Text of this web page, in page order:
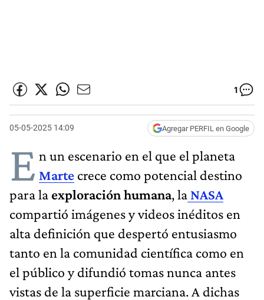
1
05-05-2025 14:09 Agregar PERFIL en Google
E n un escenario en el que el planeta
Marte crece como potencial destino
para la exploración humana, la NASA
compartió imágenes y videos inéditos en
alta definición que despertó entusiasmo
tanto en la comunidad científica como en
el público y difundió tomas nunca antes
vistas de la superficie marciana. A dichas